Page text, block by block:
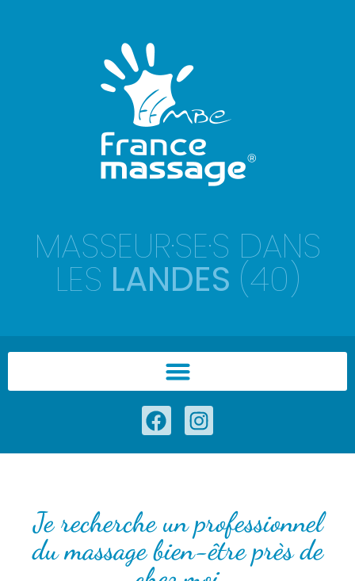
MASSEUR·SE·S DANS
LES LANDES (40)
Je recherche un professionnel
du massage bien-être près de